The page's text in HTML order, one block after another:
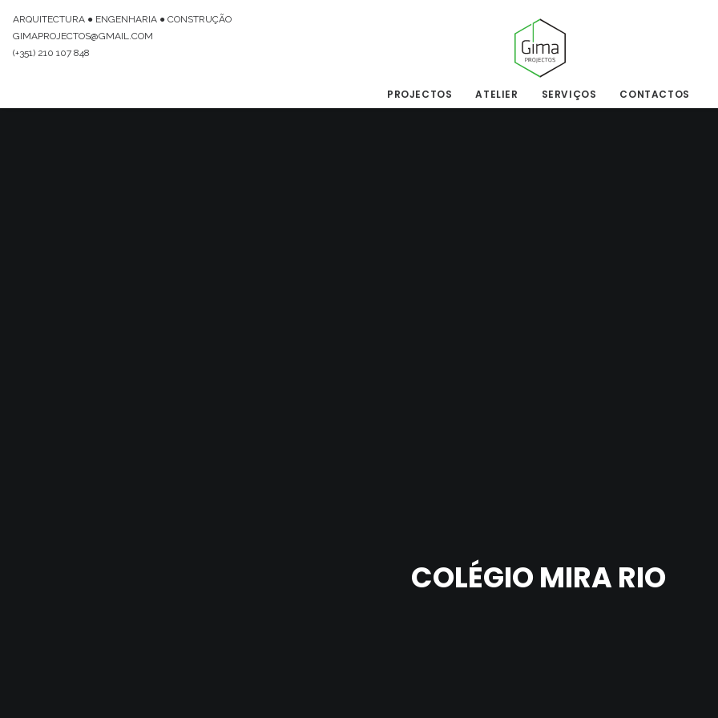
ARQUITECTURA ● ENGENHARIA ● CONSTRUÇÃO
GIMAPROJECTOS@GMAIL.COM
(+351) 210 107 848
PROJECTOS ATELIER SERVIÇOS CONTACTOS
COLÉGIO MIRA RIO